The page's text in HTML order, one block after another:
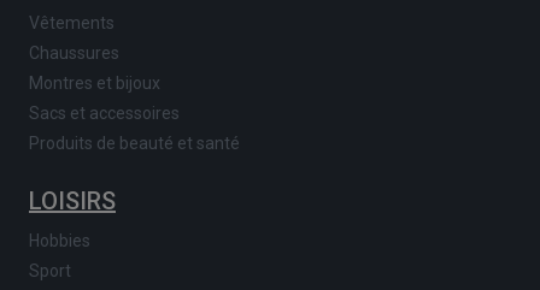
Vêtements
Chaussures
Montres et bijoux
Sacs et accessoires
Produits de beauté et santé
LOISIRS
Hobbies
Sport